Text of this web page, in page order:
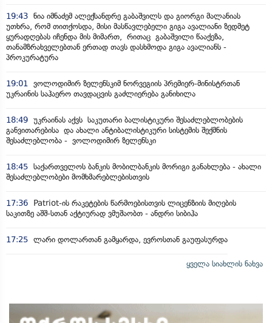
19:43 ნია იმნაძემ ალექსანდრე გაბაშვილს და გიორგი მალანიას
უთხრა, რომ თითქოსდა, მისი მასწავლებელი გიგა ავალიანი ზედმეტ
ყურადღებას იჩენდა მის მიმართ, რითაც გაბაშვილი წააქეზა,
თანამზრახველებთან ერთად თავს დასხმოდა გიგა ავალიანს -
პროკურატურა
19:01 ვოლოდიმირ ზელენსკიმ ნორვეგიის პრემიერ-მინისტრთან
უკრაინის საჰაერო თავდაცვის გაძლიერება განიხილა
18:49 უკრაინას აქვს საკუთარი ბალისტიკური შესაძლებლობების
განვითარებისა და ახალი ანტიბალისტიკური სისტემის შექმნის
შესაძლებლობა - ვოლოდიმირ ზელენსკი
18:45 საქართველოს ბანკის მობილბანკის მორიგი განახლება - ახალი
შესაძლებლობები მომხმარებლებისთვის
17:36
Patriot-ის რაკეტების წარმოებისთვის ლიცენზიის მიღების
საკითზე აშშ-სთან აქტიურად ვმუშაობთ - ანდრი სიბიჰა
17:25 ლარი დოლართან გამყარდა, ევროსთან გაუფასურდა
ყველა სიახლის ნახვა